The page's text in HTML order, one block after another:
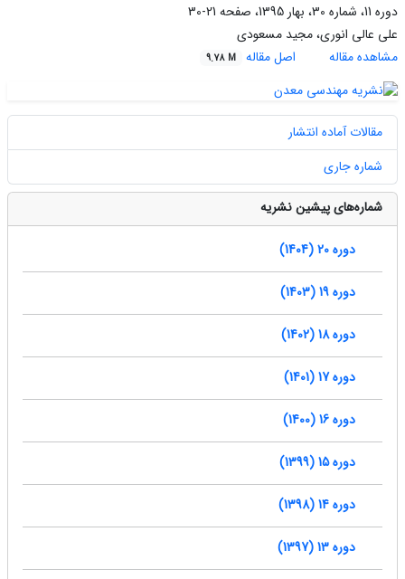
دوره 11، شماره 30، بهار 1395، صفحه
21-30
علی عالی انوری، مجید مسعودی
مشاهده مقاله
اصل مقاله 9.78 M
مقالات آماده انتشار
شماره جاری
شماره‌های پیشین نشریه
دوره 20 (1404)
دوره 19 (1403)
دوره 18 (1402)
دوره 17 (1401)
دوره 16 (1400)
دوره 15 (1399)
دوره 14 (1398)
دوره 13 (1397)